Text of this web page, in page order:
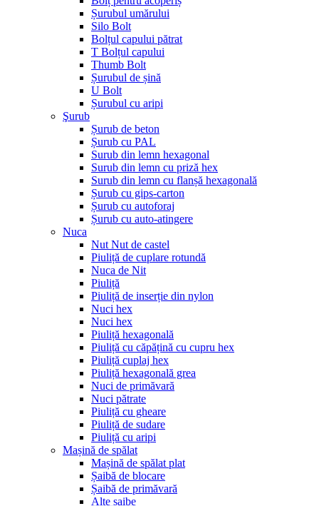
Șurubul umărului
Silo Bolt
Bolțul capului pătrat
T Bolțul capului
Thumb Bolt
Șurubul de șină
U Bolt
Șurubul cu aripi
Şurub
Șurub de beton
Șurub cu PAL
Surub din lemn hexagonal
Surub din lemn cu priză hex
Surub din lemn cu flanșă hexagonală
Șurub cu gips-carton
Șurub cu autoforaj
Șurub cu auto-atingere
Nuca
Nut Nut de castel
Piuliță de cuplare rotundă
Nuca de Nit
Piuliță
Piuliță de inserție din nylon
Nuci hex
Nuci hex
Piuliță hexagonală
Piuliță cu căpățină cu cupru hex
Piuliță cuplaj hex
Piuliță hexagonală grea
Nuci de primăvară
Nuci pătrate
Piuliță cu gheare
Piuliță de sudare
Piuliță cu aripi
Mașină de spălat
Mașină de spălat plat
Șaibă de blocare
Șaibă de primăvară
Alte șaibe